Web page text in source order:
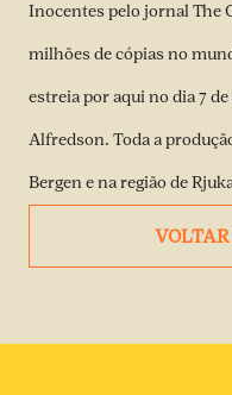
Inocentes pelo jornal The
milhões de cópias no
estreia por aqui no dia 7
Alfredson. Toda a
Bergen e na região de